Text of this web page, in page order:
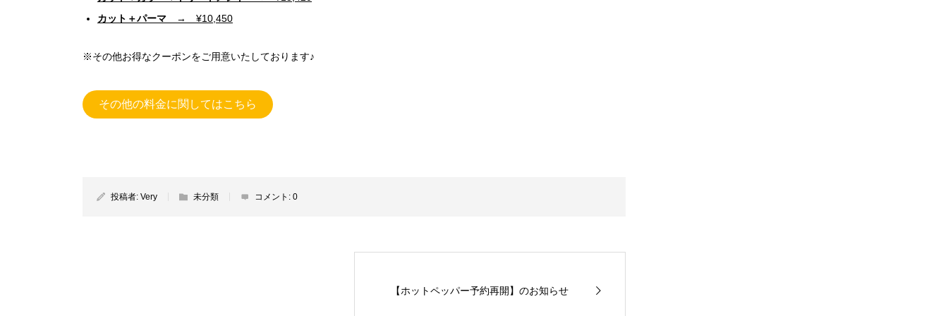
カット＋パーマ → ¥10,450
※その他お得なクーポンをご用意いたしております♪
その他の料金に関してはこちら
投稿者: Very 未分類 コメント: 0
【ホットペッパー予約再開】のお知らせ